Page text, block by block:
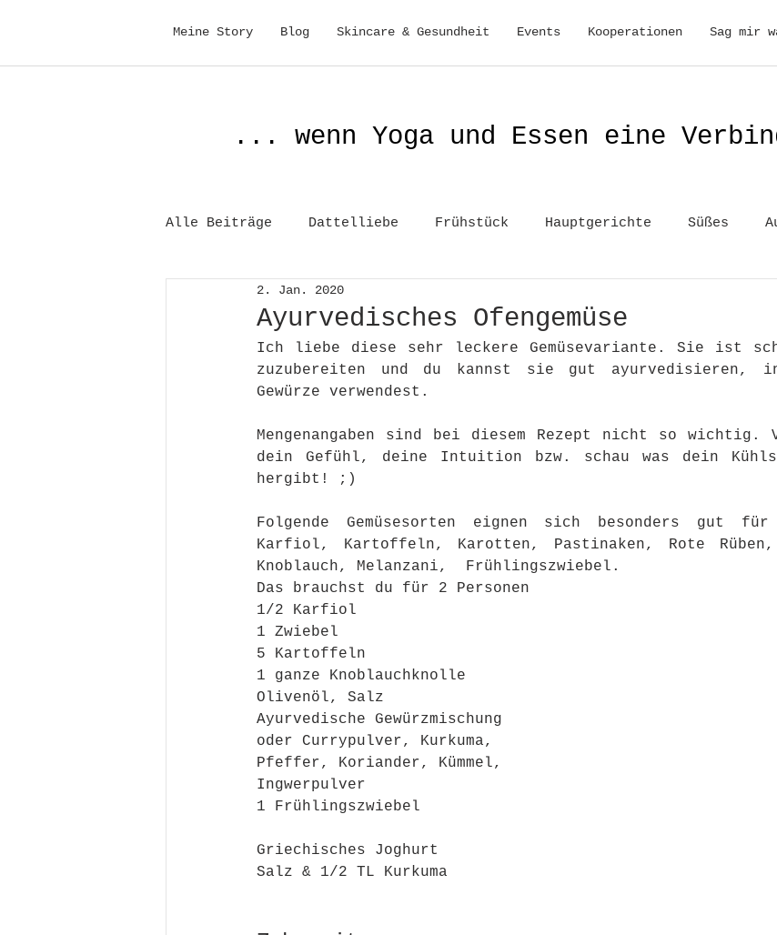
Meine Story Blog Skincare & Gesundheit Events Kooperationen Sag mir
... wenn Yoga und Essen eine
Alle Beiträge Dattelliebe Frühstück Hauptgerichte Süßes
Gesundheit
Ayurvedisches Ofengemüse
2. Jan. 2020
Ich liebe diese sehr leckere Gemüsevariante. Sie ist
zuzubereiten und du kannst sie gut ayurvedisieren,
Gewürze verwendest.
Mengenangaben sind bei diesem Rezept nicht so wichtig.
dein Gefühl, deine Intuition bzw. schau was dein
hergibt! ;)
Folgende Gemüsesorten eignen sich besonders gut für
Karfiol, Kartoffeln, Karotten, Pastinaken, Rote
Knoblauch, Melanzani,  Frühlingszwiebel.
Das brauchst du für 2 Personen
1/2 Karfiol
1 Zwiebel
5 Kartoffeln
1 ganze Knoblauchknolle
Olivenöl, Salz
Ayurvedische Gewürzmischung
oder Currypulver, Kurkuma,
Pfeffer, Koriander, Kümmel,
Ingwerpulver
1 Frühlingszwiebel
Griechisches Joghurt
Salz & 1/2 TL Kurkuma